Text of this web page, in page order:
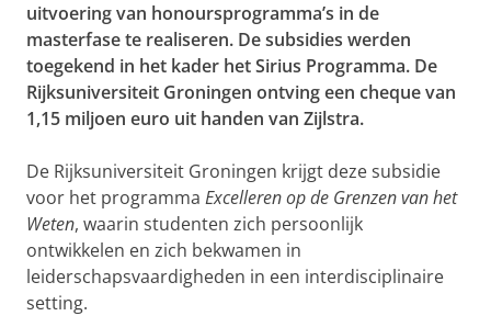
uitvoering van honoursprogramma’s in de
masterfase te realiseren. De subsidies werden
toegekend in het kader het Sirius Programma. De
Rijksuniversiteit Groningen ontving een cheque van
1,15 miljoen euro uit handen van Zijlstra.
De Rijksuniversiteit Groningen krijgt deze subsidie
voor het programma Excelleren op de Grenzen van het
Weten, waarin studenten zich persoonlijk
ontwikkelen en zich bekwamen in
leiderschapsvaardigheden in een interdisciplinaire
setting.